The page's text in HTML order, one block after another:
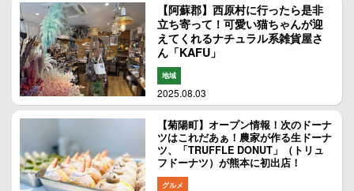
【阿蘇郡】西原村に行ったら是非
立ち寄って！可愛い猫ちゃんが迎
えてくれるナチュラル系雑貨屋さ
ん「KAFU」
地域
2025.08.03
【菊陽町】オープン情報！次のドーナ
ツはこれだあぁ！農家が作る生ドーナ
ツ、「TRUFFLE DONUT」（トリュ
フドーナツ）が熊本に初出店！
グルメ